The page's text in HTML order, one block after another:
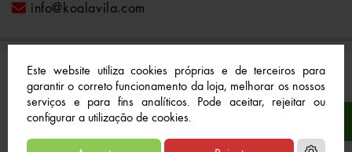
Este website utiliza cookies próprias e de terceiros para
garantir o correto funcionamento da loja, melhorar os nossos
serviços e para fins analíticos. Pode aceitar, rejeitar ou
configurar a utilização de cookies.
info@koalavila.com
© 2021-2022 Koala Vila™. Todos os direitos